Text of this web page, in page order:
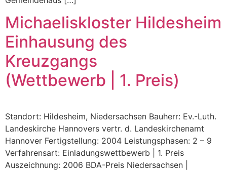
Michaeliskloster Hildesheim
Einhausung des
Kreuzgangs
(Wettbewerb | 1. Preis)
Standort: Hildesheim, Niedersachsen Bauherr: Ev.-Luth.
Landeskirche Hannovers vertr. d. Landeskirchenamt
Hannover Fertigstellung: 2004 Leistungsphasen: 2 – 9
Verfahrensart: Einladungswettbewerb | 1. Preis
Auszeichnung: 2006 BDA-Preis Niedersachsen |